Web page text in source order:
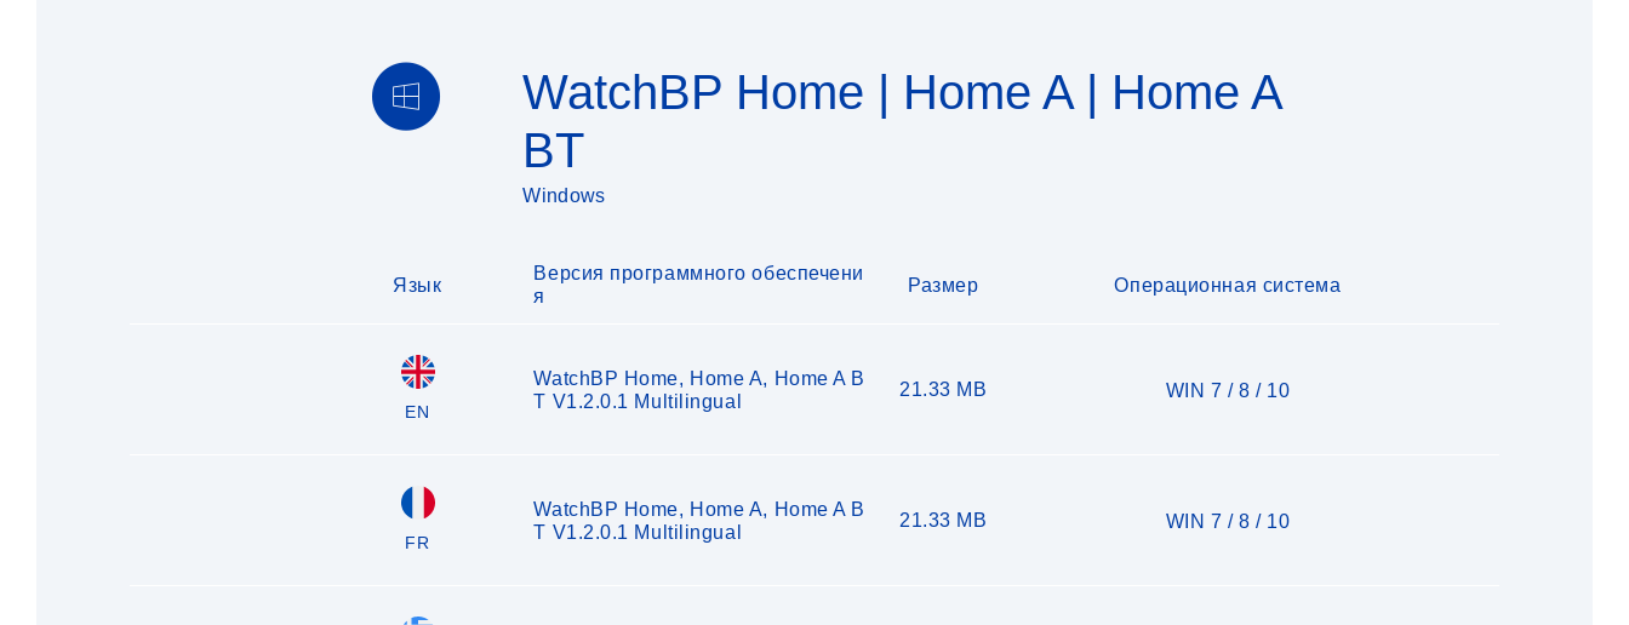
WatchBP Home | Home A | Home A
BT
Windows
Язык
Версия программного обеспечени
я
Размер Операционная система
EN
WatchBP Home, Home A, Home A B
T V1.2.0.1 Multilingual
21.33 MB WIN 7 / 8 / 10
FR
WatchBP Home, Home A, Home A B
T V1.2.0.1 Multilingual
21.33 MB WIN 7 / 8 / 10